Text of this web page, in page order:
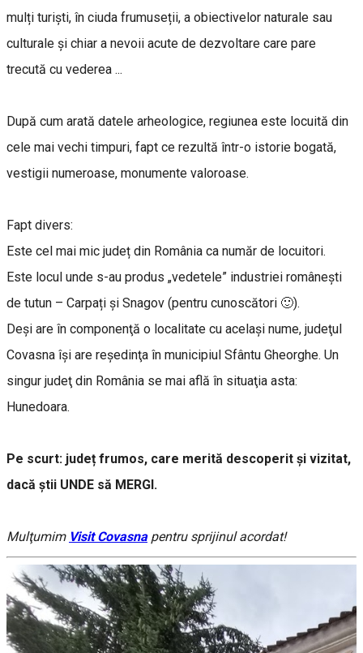
mulți turiști, în ciuda frumuseții, a obiectivelor naturale sau
culturale și chiar a nevoii acute de dezvoltare care pare
trecută cu vederea ...
După cum arată datele arheologice, regiunea este locuită din
cele mai vechi timpuri, fapt ce rezultă într-o istorie bogată,
vestigii numeroase, monumente valoroase.
Fapt divers:
Este cel mai mic județ din România ca număr de locuitori.
Este locul unde s-au produs „vedetele” industriei românești
de tutun – Carpați și Snagov (pentru cunoscători 🙂).
Deşi are în componenţă o localitate cu acelaşi nume, judeţul
Covasna îşi are reşedinţa în municipiul Sfântu Gheorghe. Un
singur judeţ din România se mai află în situaţia asta:
Hunedoara.
Pe scurt: județ frumos, care merită descoperit și vizitat,
dacă știi UNDE să MERGI.
Mulţumim Visit Covasnapentru sprijinul acordat!